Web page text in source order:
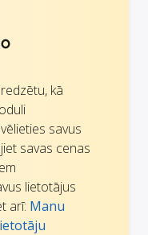
kā
savus
savas cenas
lietotājus
arī: Manu